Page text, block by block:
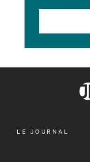
OUVRIR
LE JOURNAL